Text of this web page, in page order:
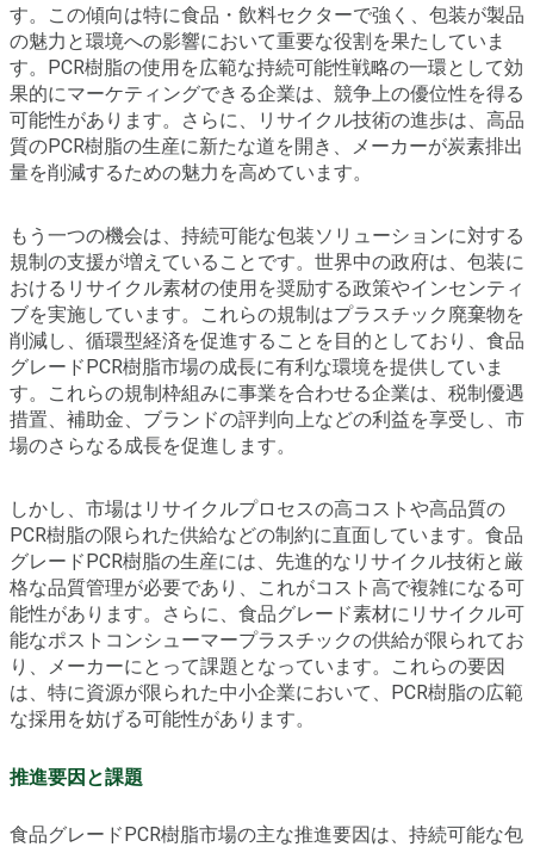
す。この傾向は特に食品・飲料セクターで強く、包装が製品
の魅力と環境への影響において重要な役割を果たしていま
す。PCR樹脂の使用を広範な持続可能性戦略の一環として効
果的にマーケティングできる企業は、競争上の優位性を得る
可能性があります。さらに、リサイクル技術の進歩は、高品
質のPCR樹脂の生産に新たな道を開き、メーカーが炭素排出
量を削減するための魅力を高めています。
もう一つの機会は、持続可能な包装ソリューションに対する
規制の支援が増えていることです。世界中の政府は、包装に
おけるリサイクル素材の使用を奨励する政策やインセンティ
ブを実施しています。これらの規制はプラスチック廃棄物を
削減し、循環型経済を促進することを目的としており、食品
グレードPCR樹脂市場の成長に有利な環境を提供していま
す。これらの規制枠組みに事業を合わせる企業は、税制優遇
措置、補助金、ブランドの評判向上などの利益を享受し、市
場のさらなる成長を促進します。
しかし、市場はリサイクルプロセスの高コストや高品質の
PCR樹脂の限られた供給などの制約に直面しています。食品
グレードPCR樹脂の生産には、先進的なリサイクル技術と厳
格な品質管理が必要であり、これがコスト高で複雑になる可
能性があります。さらに、食品グレード素材にリサイクル可
能なポストコンシューマープラスチックの供給が限られてお
り、メーカーにとって課題となっています。これらの要因
は、特に資源が限られた中小企業において、PCR樹脂の広範
な採用を妨げる可能性があります。
推進要因と課題
食品グレードPCR樹脂市場の主な推進要因は、持続可能な包